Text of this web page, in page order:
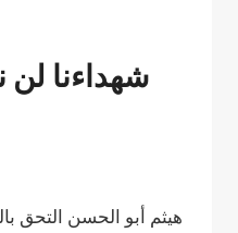
شهداءنا لن
هيثم أبو الحسن التحق